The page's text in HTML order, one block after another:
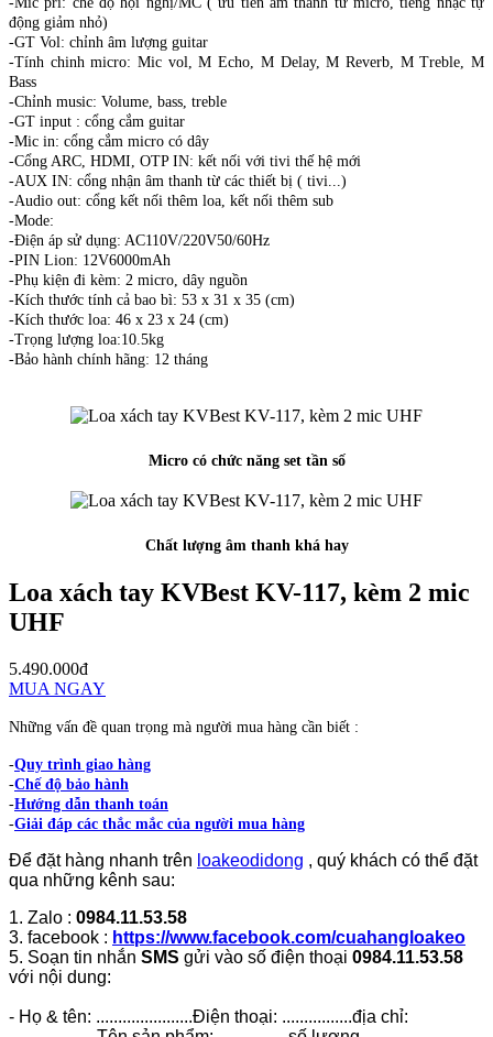
động giảm nhỏ)
-GT Vol: chỉnh âm lượng guitar
-Tính chinh micro: Mic vol, M Echo, M Delay, M Reverb, M Treble, M
Bass
-Chỉnh music: Volume, bass, treble
-GT input : cổng cắm guitar
-Mic in: cổng cắm micro có dây
-Cổng ARC, HDMI, OTP IN: kết nối với tivi thế hệ mới
-AUX IN: cổng nhận âm thanh từ các thiết bị ( tivi...)
-Audio out: cổng kết nối thêm loa, kết nối thêm sub
-Mode:
-Điện áp sử dụng: AC110V/220V50/60Hz
-PIN Lion: 12V6000mAh
-Phụ kiện đi kèm: 2 micro, dây nguồn
-Kích thước tính cả bao bì: 53 x 31 x 35 (cm)
-Kích thước loa: 46 x 23 x 24 (cm)
-Trọng lượng loa:10.5kg
-Bảo hành chính hãng: 12 tháng
Micro có chức năng set tần số
Chất lượng âm thanh khá hay
Loa xách tay KVBest KV-117, kèm 2 mic
UHF
5.490.000đ
MUA NGAY
Những vấn đề quan trọng mà người mua hàng cần biết :
-Quy trình giao hàng
-Chế độ bảo hành
-Hướng dẫn thanh toán
-Giải đáp các thắc mắc của người mua hàng
Để đặt hàng nhanh trên loakeodidong , quý khách có thể đặt
qua những kênh sau:
1. Zalo : 0984.11.53.58
3. facebook : https://www.facebook.com/cuahangloakeo
5. Soạn tin nhắn SMS gửi vào số điện thoại 0984.11.53.58
với nội dung:
- Họ & tên: ......................Điện thoại: ................địa chỉ: